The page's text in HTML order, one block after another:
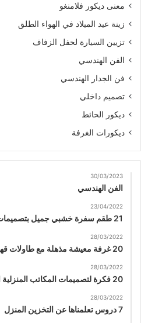
معنى ديكور فلامنغو
زينة عيد الميلاد في الهواء الطلق
تزيين السيارة لحفل الزفاف
الفن الهندسي
فن الجدار الهندسي
تصميم داخلي
ديكور الحائط
ديكورات الغرفة
30/03/2023
الفن الهندسي
23/04/2022
21 طقم سفرة خشبي جميل بتصميمات مختلفة
28/03/2022
20 غرفة معيشة مذهلة مع طاولات قهوة زجاجية مربعة
28/03/2022
20 فكرة لتصميمات المكاتب المنزلية المعاصرة
28/03/2022
7 دروس تعلمناها عن التخزين المنزل